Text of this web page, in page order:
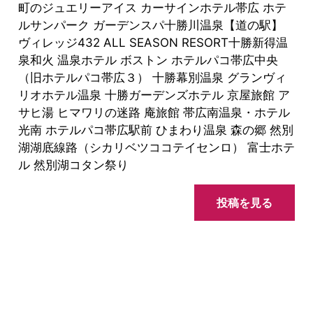
町のジュエリーアイス カーサインホテル帯広 ホテ
ルサンパーク ガーデンスパ十勝川温泉【道の駅】
ヴィレッジ432 ALL SEASON RESORT十勝新得温
泉和火 温泉ホテル ボストン ホテルパコ帯広中央
（旧ホテルパコ帯広３） 十勝幕別温泉 グランヴィ
リオホテル温泉 十勝ガーデンズホテル 京屋旅館 ア
サヒ湯 ヒマワリの迷路 庵旅館 帯広南温泉・ホテル
光南 ホテルパコ帯広駅前 ひまわり温泉 森の郷 然別
湖湖底線路（シカリベツココテイセンロ） 富士ホテ
ル 然別湖コタン祭り
投稿を見る